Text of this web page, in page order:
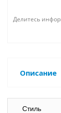
Делитесь
Описание
Стиль